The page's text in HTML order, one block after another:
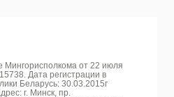
Мингорисполкома от 22 июля
Дата регистрации в
Беларусь: 30.03.2015г
г. Минск, пр.